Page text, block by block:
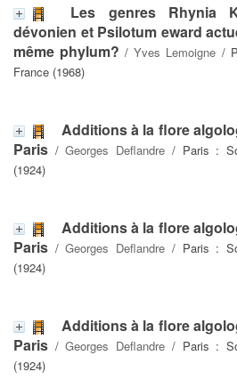
Les genres Rhynia
dévonien et Psilotum eward
même phylum? /Yves Lemoigne /
France (1968)
Additions à la flore
Paris /Georges Deflandre / Paris :
(1924)
Additions à la flore
Paris /Georges Deflandre / Paris :
(1924)
Additions à la flore
Paris /Georges Deflandre / Paris :
(1924)